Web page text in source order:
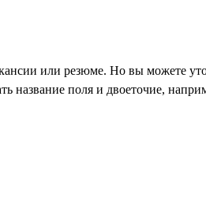
или резюме. Но вы можете
поля и двоеточие,